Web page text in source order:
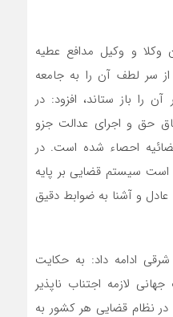
وکلا و وکیل مدافع عطیه
سر لطف آن را به جامعه
را باز ستاند، افزود: در
حق و اجرای عدالت جزو
احصاء شده است. در
است سیستم قضایی بر پایه
و آشنا به ضوابط دقیق
ادامه داد: به حکایت
لازمه اجتناب ناپذیر
نظام قضایی هر کشور به